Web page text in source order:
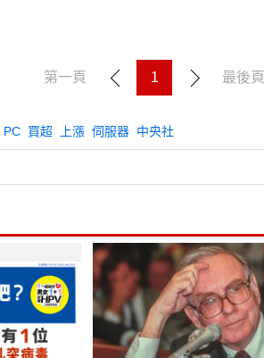
第一頁 1 最後頁
PC 買超 上漲 伺服器 中央社